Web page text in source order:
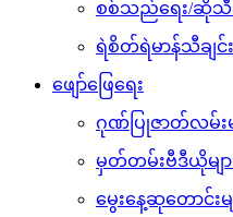
စစ်သည်ရေး/ဆိုသီချ
ရဲစိတ်ရဲမာန်သီချင်း
ဖျော်ဖြေရေး
ဂုဏ်ပြုဇာတ်လမ်းမ
မှတ်တမ်းဗီဒီယိုမျာ
မွေးနေ့ဆုတောင်းမျ